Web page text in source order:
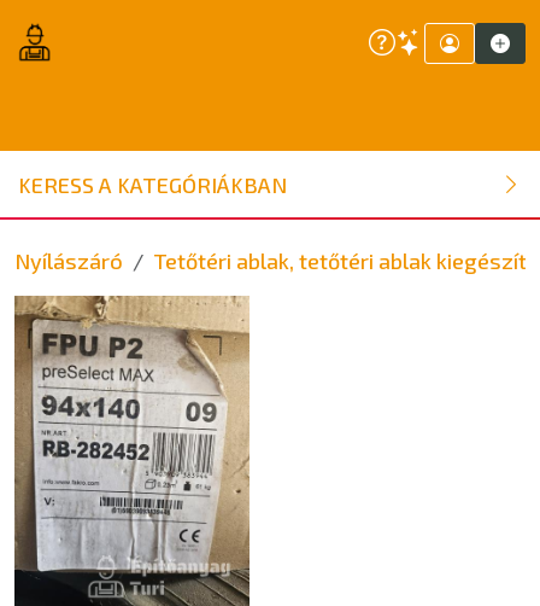
KERESS A KATEGÓRIÁKBAN
ÉPÍTŐANYAG
NYÍLÁSZÁRÓ
FAANYAG
BELSŐÉPÍTÉSZETI ÉPÍTŐANYAG
SZERSZÁM, ALKATRÉSZ
KERTI ÉPÍTŐANYAG
Nyílászáró Tetőtéri ablak, tetőtéri ablak kiegészítő